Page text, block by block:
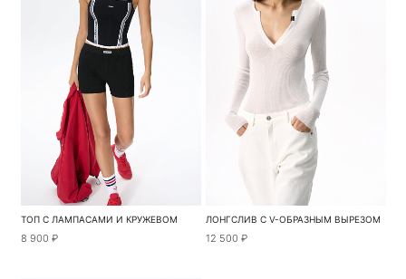
ТОП С ЛАМПАСАМИ И КРУЖЕВОМ
8 900 ₽
ЛОНГСЛИВ С V-ОБРАЗНЫМ ВЫРЕЗОМ
12 500 ₽